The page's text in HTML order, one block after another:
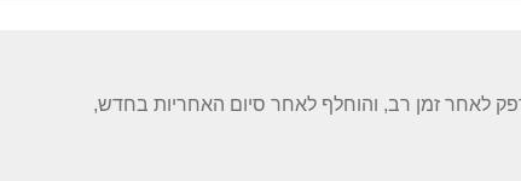
לאחר זמן רב, והוחלף לאחר סיום האחריות בחדש,